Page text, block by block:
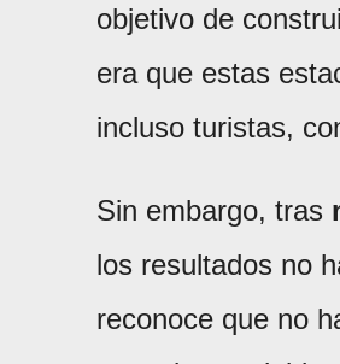
objetivo de
era que estas
incluso turistas,
Sin embargo, tras
los resultados no
reconoce que no